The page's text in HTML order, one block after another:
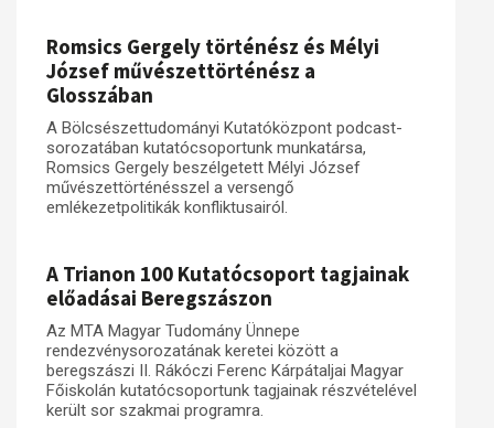
Romsics Gergely történész és Mélyi
József művészettörténész a
Glosszában
A Bölcsészettudományi Kutatóközpont podcast-
sorozatában kutatócsoportunk munkatársa,
Romsics Gergely beszélgetett Mélyi József
művészettörténésszel a versengő
emlékezetpolitikák konfliktusairól.
A Trianon 100 Kutatócsoport tagjainak
előadásai Beregszászon
Az MTA Magyar Tudomány Ünnepe
rendezvénysorozatának keretei között a
beregszászi II. Rákóczi Ferenc Kárpátaljai Magyar
Főiskolán kutatócsoportunk tagjainak részvételével
került sor szakmai programra.